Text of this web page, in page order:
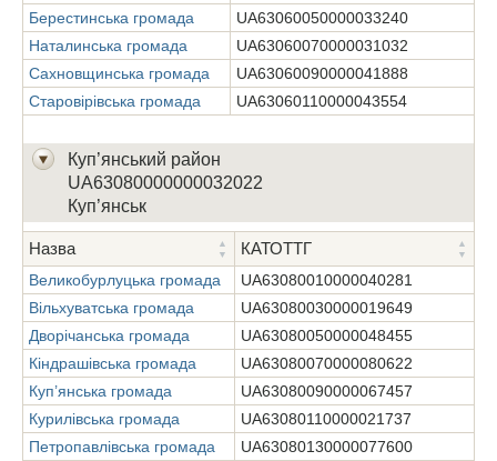
Берестинська громада
UA63060050000033240
Наталинська громада
UA63060070000031032
Сахновщинська громада
UA63060090000041888
Старовірівська громада
UA63060110000043554
Куп’янський район
UA63080000000032022
Куп’янськ
Назва КАТОТТГ
Великобурлуцька громада
UA63080010000040281
Вільхуватська громада
UA63080030000019649
Дворічанська громада
UA63080050000048455
Кіндрашівська громада
UA63080070000080622
Куп’янська громада
UA63080090000067457
Курилівська громада
UA63080110000021737
Петропавлівська громада
UA63080130000077600
Згорнути список